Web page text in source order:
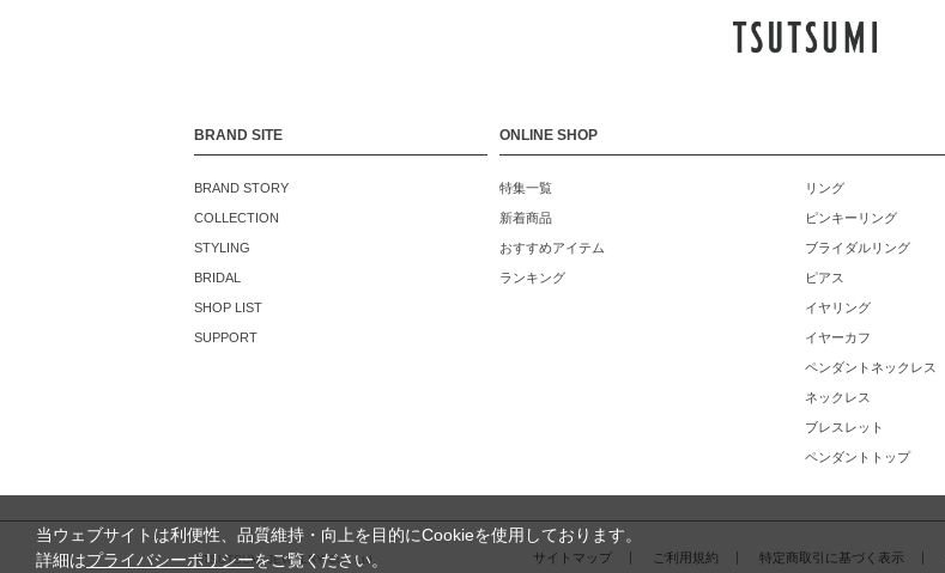
BRAND SITE
BRAND STORY
COLLECTION
STYLING
BRIDAL
SHOP LIST
SUPPORT
ONLINE SHOP
特集一覧
新着商品
おすすめアイテム
ランキング
リング
ピンキーリング
ブライダルリング
ピアス
イヤリング
イヤーカフ
ペンダントネックレス
ネックレス
ブレスレット
ペンダントトップ
サイトマップ ご利用規約 特定商取引に基づく表示
©TSUTSUMI JEWELRY Co., Ltd.
当ウェブサイトは利便性、品質維持・向上を目的にCookieを使用しております。
詳細はプライバシーポリシーをご覧ください。